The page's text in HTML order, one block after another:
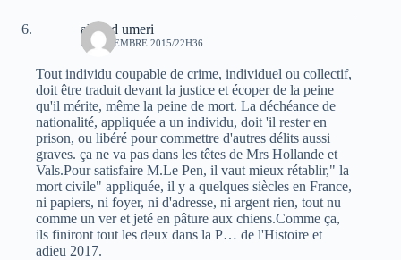
ahmed umeri
29 DÉCEMBRE 2015/22H36
Tout individu coupable de crime, individuel ou collectif,
doit être traduit devant la justice et écoper de la peine
qu'il mérite, même la peine de mort. La déchéance de
nationalité, appliquée a un individu, doit 'il rester en
prison, ou libéré pour commettre d'autres délits aussi
graves. ça ne va pas dans les têtes de Mrs Hollande et
Vals.Pour satisfaire M.Le Pen, il vaut mieux rétablir," la
mort civile" appliquée, il y a quelques siècles en France,
ni papiers, ni foyer, ni d'adresse, ni argent rien, tout nu
comme un ver et jeté en pâture aux chiens.Comme ça,
ils finiront tout les deux dans la P… de l'Histoire et
adieu 2017.